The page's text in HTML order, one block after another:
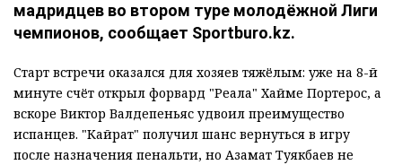
мадридцев во втором туре молодёжной Лиги
чемпионов, сообщает Sportburo.kz.
Старт встречи оказался для хозяев тяжёлым: уже на 8-й
минуте счёт открыл форвард "Реала" Хайме Портерос, а
вскоре Виктор Валдепеньяс удвоил преимущество
испанцев. "Кайрат" получил шанс вернуться в игру
после назначения пенальти, но Азамат Туякбаев не